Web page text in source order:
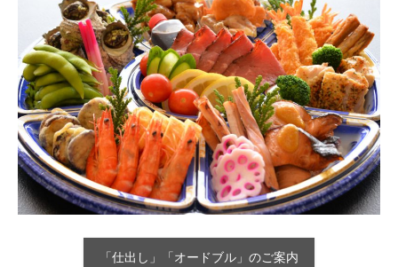
「仕出し」「オードブル」のご案内